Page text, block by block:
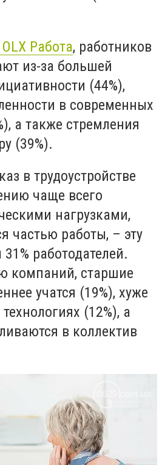
OLX Работа, работников
из-за большей
(44%),
в современных
а также стремления
(39%).
в трудоустройстве
чаще всего
нагрузками,
частью работы, – эту
работодателей.
компаний, старшие
учатся (19%), хуже
(12%), а
в коллектив